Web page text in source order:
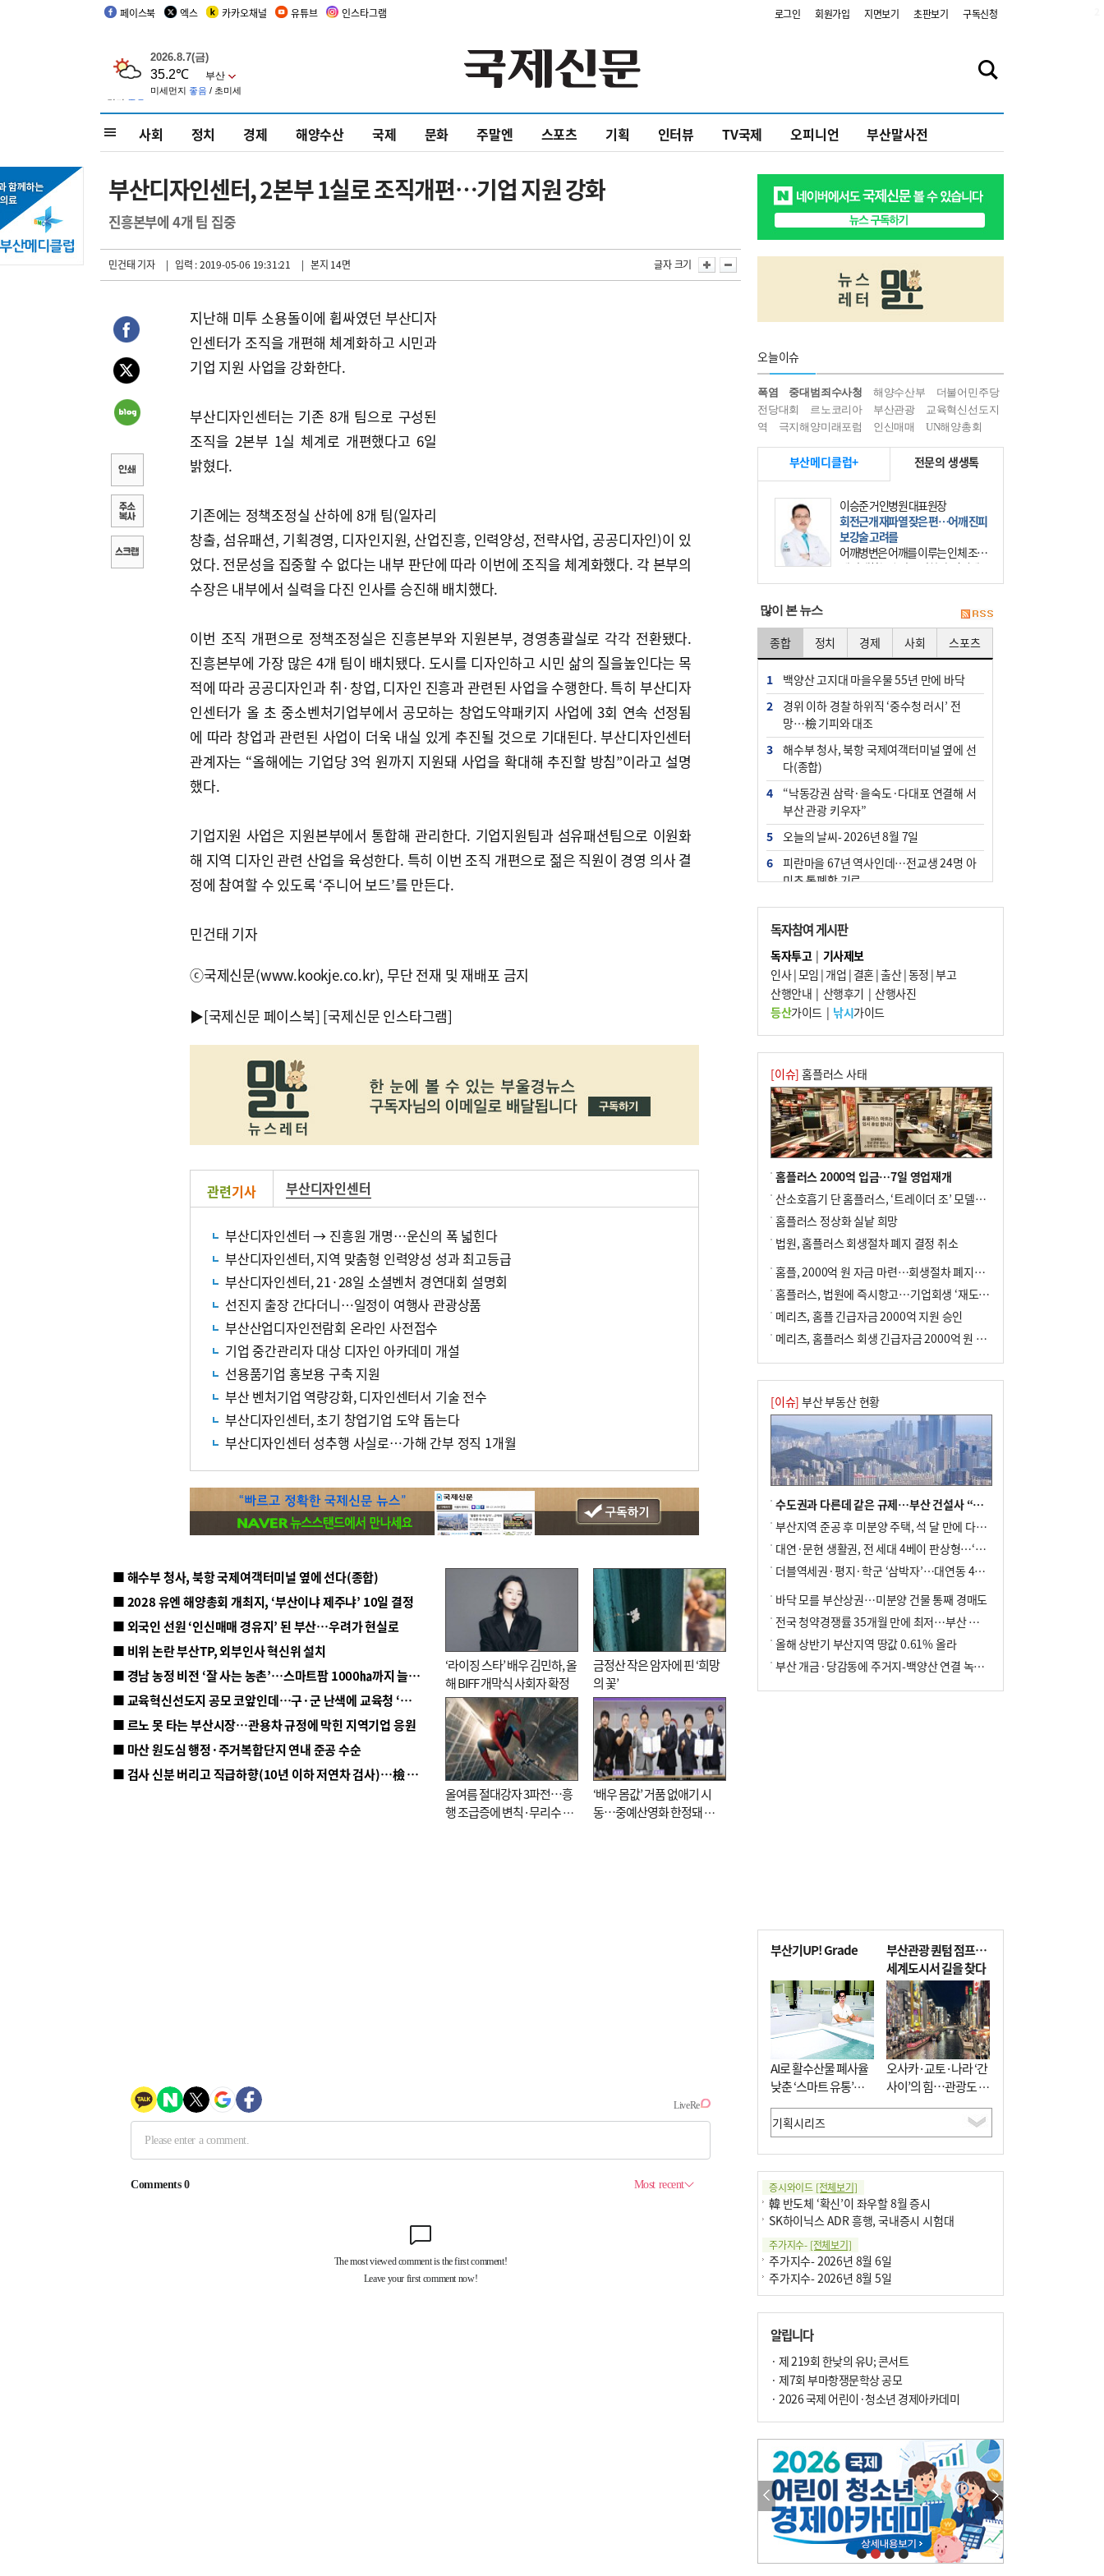
페이스북 엑스 카카오채널 유튜브 인스타그램 로그인 회원가입 지면보기 초판보기 구독신청
사회 정치 경제 해양수산 국제 문화 주말엔 스포츠 기획 인터뷰 TV국제 오피니언 부산말사전
부산디자인센터, 2본부 1실로 조직개편…기업 지원 강화
진흥본부에 4개 팀 집중
민건태 기자 | 입력 : 2019-05-06 19:31:21 | 본지 14면 글자 크기
지난해 미투 소용돌이에 휩싸였던 부산디자
인센터가 조직을 개편해 체계화하고 시민과
기업 지원 사업을 강화한다.
부산디자인센터는 기존 8개 팀으로 구성된
조직을 2본부 1실 체계로 개편했다고 6일
밝혔다.
기존에는 정책조정실 산하에 8개 팀(일자리
창출, 섬유패션, 기획경영, 디자인지원, 산업진흥, 인력양성, 전략사업, 공공디자인)이 있
었다. 전문성을 집중할 수 없다는 내부 판단에 따라 이번에 조직을 체계화했다. 각 본부의
수장은 내부에서 실력을 다진 인사를 승진해 배치했다.
이번 조직 개편으로 정책조정실은 진흥본부와 지원본부, 경영총괄실로 각각 전환됐다.
진흥본부에 가장 많은 4개 팀이 배치됐다. 도시를 디자인하고 시민 삶의 질을높인다는 목
적에 따라 공공디자인과 취·창업, 디자인 진흥과 관련된 사업을 수행한다. 특히 부산디자
인센터가 올 초 중소벤처기업부에서 공모하는 창업도약패키지 사업에 3회 연속 선정됨
에 따라 창업과 관련된 사업이 더욱 내실 있게 추진될 것으로 기대된다. 부산디자인센터
관계자는 “올해에는 기업당 3억 원까지 지원돼 사업을 확대해 추진할 방침”이라고 설명
했다.
기업지원 사업은 지원본부에서 통합해 관리한다. 기업지원팀과 섬유패션팀으로 이원화
해 지역 디자인 관련 산업을 육성한다. 특히 이번 조직 개편으로 젊은 직원이 경영 의사 결
정에 참여할 수 있도록 ‘주니어 보드’를 만든다.
민건태 기자
ⓒ국제신문(www.kookje.co.kr), 무단 전재 및 재배포 금지
▶[국제신문 페이스북] [국제신문 인스타그램]
관련기사 부산디자인센터
부산디자인센터 → 진흥원 개명…운신의 폭 넓힌다
부산디자인센터, 지역 맞춤형 인력양성 성과 최고등급
부산디자인센터, 21·28일 소셜벤처 경연대회 설명회
선진지 출장 간다더니…일정이 여행사 관광상품
부산산업디자인전람회 온라인 사전접수
기업 중간관리자 대상 디자인 아카데미 개설
선용품기업 홍보용 구축 지원
부산 벤처기업 역량강화, 디자인센터서 기술 전수
부산디자인센터, 초기 창업기업 도약 돕는다
부산디자인센터 성추행 사실로…가해 간부 정직 1개월
■ 해수부 청사, 북항 국제여객터미널 옆에 선다(종합)
■ 2028 유엔 해양총회 개최지, ‘부산이냐 제주냐’ 10일 결정
■ 외국인 선원 ‘인신매매 경유지’ 된 부산…우려가 현실로
■ 비위 논란 부산TP, 외부인사 혁신위 설치
■ 경남 농정 비전 ‘잘 사는 농촌’…스마트팜 1000㏊까지 늘린다
■ 교육혁신선도지 공모 코앞인데…구·군 난색에 교육청 ‘쩔쩔’
■ 르노 못 타는 부산시장…관용차 규정에 막힌 지역기업 응원
■ 마산 원도심 행정·주거복합단지 연내 준공 수순
■ 검사 신분 버리고 직급하향(10년 이하 저연차 검사)…檢 중수청행 기피
‘라이징 스타’ 배우 김민하, 올
해 BIFF 개막식 사회자 확정
금정산 작은 암자에 핀 ‘희망
의 꽃’
올여름 절대강자 3파전…흥
행 조급증에 변칙·무리수 마
‘배우 몸값’ 거품 없애기 시
동…중예산영화 한정돼 실
오늘이슈
폭염 중대범죄수사청 해양수산부
더불어민주당
전당대회
르노코리아 부산관광
교육혁신선도지
역
극지해양미래포럼 인신매매 UN해양총회
부산메디클럽+ 전문의 생생톡
이승준 거인병원 대표원장
회전근개 재파열 잦은 편…어깨 진피
보강술 고려를
어깨병변은 어깨를 이루는 인체 조직
에 발생하는 손상을 말한다. 여기에
는 오십견과 회전근개 증후군, 어깨
많이 본 뉴스
종합 정치 경제 사회 스포츠
1
백양산 고지대 마을우물 55년 만에 바닥
2
경위 이하 경찰 하위직 ‘중수청 러시’ 전
망…檢 기피와 대조
3
해수부 청사, 북항 국제여객터미널 옆에 선
다(종합)
4
“낙동강권 삼락·을숙도·다대포 연결해 서
부산 관광 키우자”
5
오늘의 날씨- 2026년 8월 7일
6
피란마을 67년 역사인데…전교생 24명 아
미초 통폐합 기로
7
부울경 주말부터 비소식…‘극한 폭염’ 한풀
꺾일 듯
8
[사설] 해수부 신청사 북항으로 확정, 해양
수도 도약의 전환점
9
외국인 선원 ‘인신매매 경유지’ 된 부산…
우려가 현실로
10 르노 못 타는 부산시장…관용차 규정에 막
힌 지역기업 응원
독자참여 게시판
독자투고| 기사제보
인사|모임 | 개업 | 결혼|출산|동정 |부고
산행안내 | 산행후기 | 산행사진
등산가이드| 낚시가이드
[이슈] 홈플러스 사태
홈플러스 2000억 입금…7일 영업재개
산소호흡기 단 홈플러스, ‘트레이더 조’ 모델로 살아날까
홈플러스 정상화 실낱 희망
법원, 홈플러스 회생절차 폐지 결정 취소
홈플, 2000억 원 자금 마련…회생절차 폐지에 즉시항고(종합)
홈플러스, 법원에 즉시항고…기업회생 ‘재도전’
메리츠, 홈플 긴급자금 2000억 지원 승인
메리츠, 홈플러스 회생 긴급자금 2000억 원 지원 승인
[이슈] 부산 부동산 현황
수도권과 다른데 같은 규제…부산 건설사 “쓰러지기 직전”
부산지역 준공 후 미분양 주택, 석 달 만에 다시 3000가구 넘어서
대연·문현 생활권, 전 세대 4베이 판상형…‘더샵 트리센트’ 내달 분양
더블역세권·평지·학군 ‘삼박자’…대연동 42층 브랜드 단지
바닥 모를 부산상권…미분양 건물 통째 경매도
전국 청약경쟁률 35개월 만에 최저…부산 미분양 ‘적체’ 심화
올해 상반기 부산지역 땅값 0.61% 올라
부산 개금·당감동에 주거지-백양산 연결 녹지 조성
부산기UP! Grade
AI로 활수산물 폐사율
낮춘 ‘스마트 유통’…
사막·산악지대 수출
도전
부산관광 퀀텀 점프…
세계도시서 길을 찾다
오사카·교토·나라 ‘간
사이’의 힘…관광도 뭉
쳐야 흥한다
증시와이드 [전체보기]
韓 반도체 ‘확신’이 좌우할 8월 증시
SK하이닉스 ADR 흥행, 국내증시 시험대
주가지수- [전체보기]
주가지수- 2026년 8월 6일
주가지수- 2026년 8월 5일
알립니다
· 제 219회 한낮의 유U; 콘서트
· 제7회 부마항쟁문학상 공모
· 2026 국제 어린이·청소년 경제아카데미